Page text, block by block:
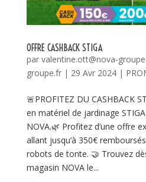
OFFRE CASHBACK STIGA
par valentine.ott@nova-
groupe.fr| 29 Avr 2024|
🚨PROFITEZ DU CASHBACK
en matériel de jardinage
NOVA.🌿 Profitez d’une offre
allant jusqu’à 350€
robots de tonte. 🤝 Trouvez
magasin NOVA le...